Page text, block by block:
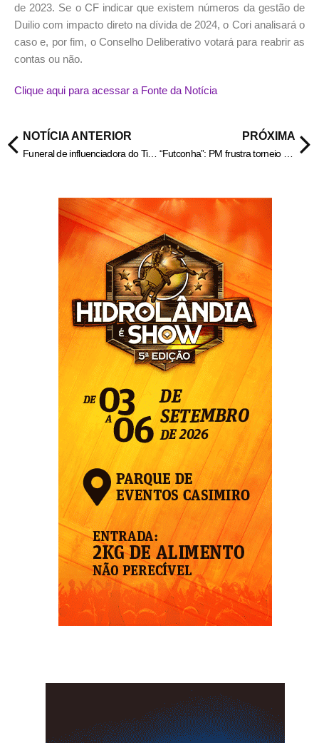
de 2023. Se o CF indicar que existem números da gestão de
Duilio com impacto direto na dívida de 2024, o Cori analisará o
caso e, por fim, o Conselho Deliberativo votará para reabrir as
contas ou não.
Clique aqui para acessar a Fonte da Notícia
NOTÍCIA ANTERIOR
Funeral de influenciadora do TikTok assassinada é realizado no México
PRÓXIMA
“Futconha”: PM frustra torneio que premiava ganhadores com maconha